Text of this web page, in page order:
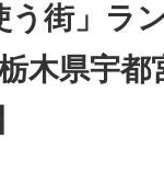
IT製品の技術・比
う街」ラ
県宇都